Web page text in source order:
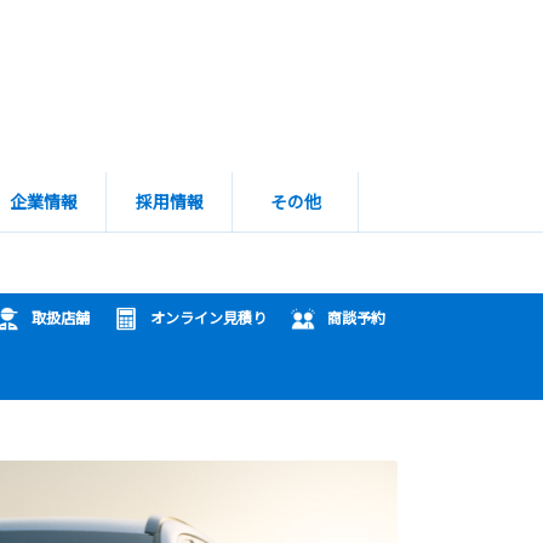
企業情報 採用情報 その他
取扱店舗 オンライン見積り 商談予約